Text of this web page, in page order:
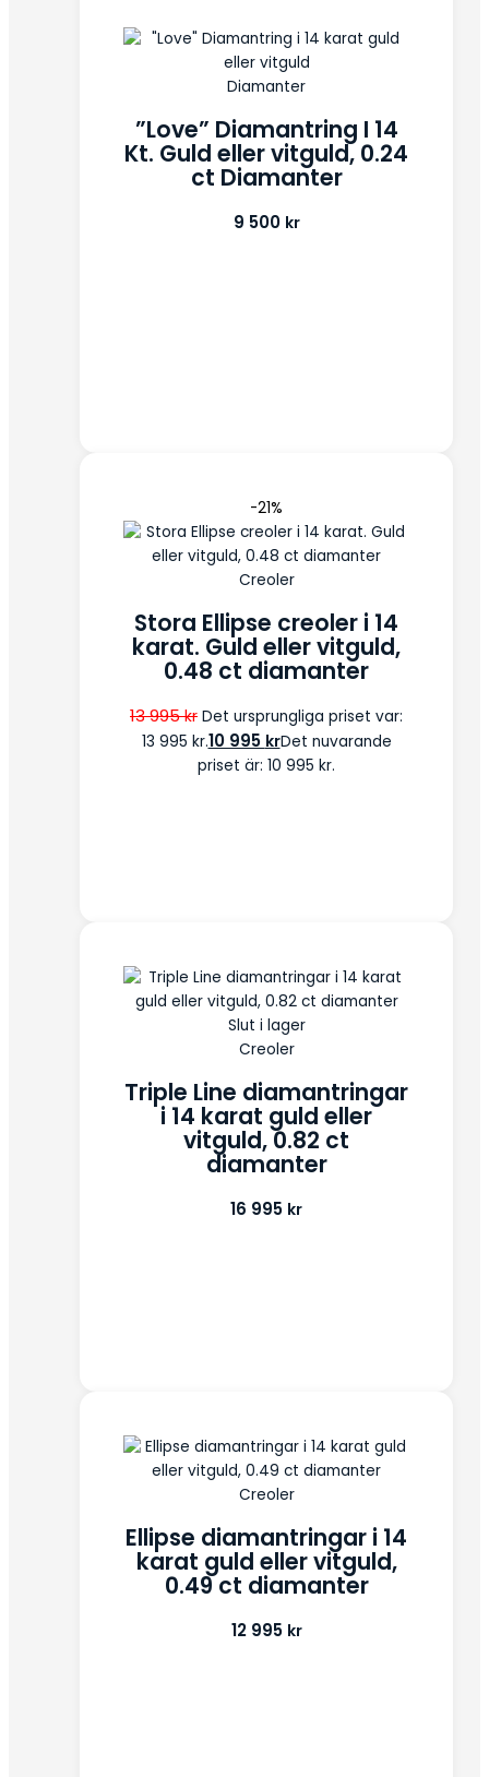
Diamanter
”Love” Diamantring I 14
Kt. Guld eller vitguld, 0.24
ct Diamanter
9 500 kr
-21%
Creoler
Stora Ellipse creoler i 14
karat. Guld eller vitguld,
0.48 ct diamanter
13 995kr Det ursprungliga priset var:
13 995 kr.10 995 krDet nuvarande
priset är: 10 995 kr.
Slut i lager
Creoler
Triple Line diamantringar
i 14 karat guld eller
vitguld, 0.82 ct
diamanter
16 995 kr
Creoler
Ellipse diamantringar i 14
karat guld eller vitguld,
0.49 ct diamanter
12 995 kr